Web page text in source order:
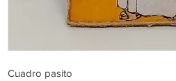
Cuadro pasito